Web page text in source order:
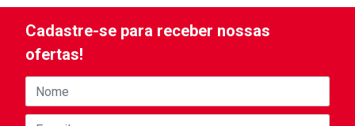
Cadastre-se para receber nossas
ofertas!